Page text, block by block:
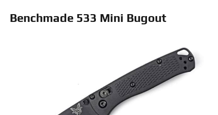
Benchmade 533 Mini Bugout